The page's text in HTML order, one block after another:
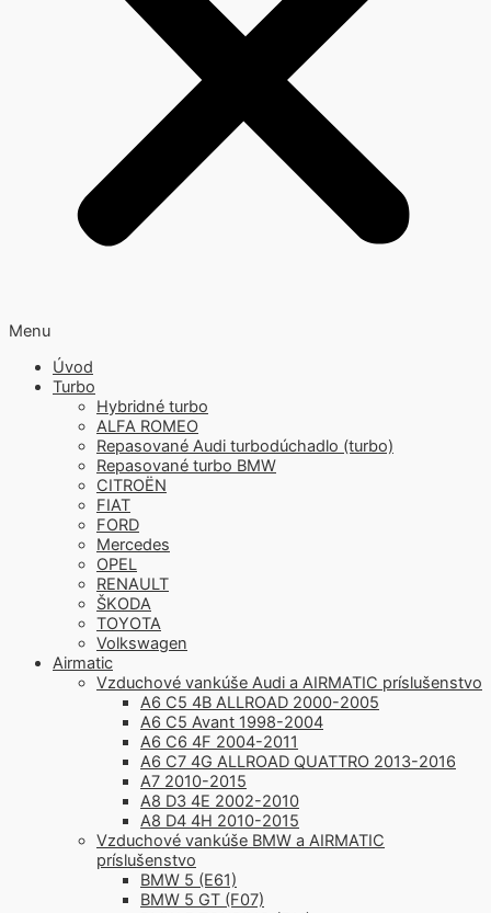
Menu
Úvod
Turbo
Hybridné turbo
ALFA ROMEO
Repasované Audi turbodúchadlo (turbo)
Repasované turbo BMW
CITROËN
FIAT
FORD
Mercedes
OPEL
RENAULT
ŠKODA
TOYOTA
Volkswagen
Airmatic
Vzduchové vankúše Audi a AIRMATIC príslušenstvo
A6 C5 4B ALLROAD 2000-2005
A6 C5 Avant 1998-2004
A6 C6 4F 2004-2011
A6 C7 4G ALLROAD QUATTRO 2013-2016
A7 2010-2015
A8 D3 4E 2002-2010
A8 D4 4H 2010-2015
Vzduchové vankúše BMW a AIRMATIC
príslušenstvo
BMW 5 (E61)
BMW 5 GT (F07)